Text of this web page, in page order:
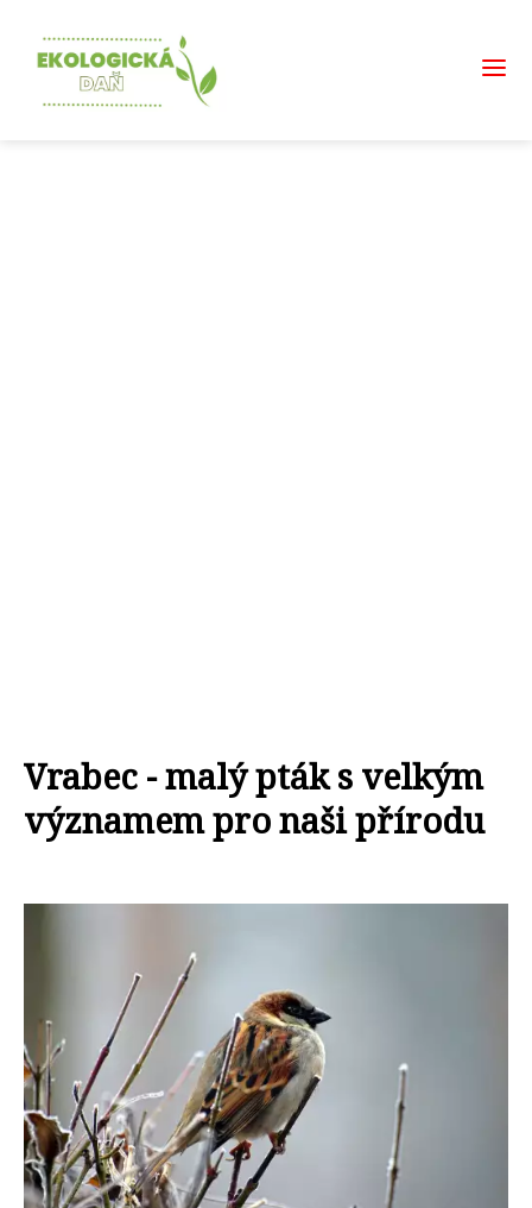
Vrabec - malý pták s velkým
významem pro naši přírodu